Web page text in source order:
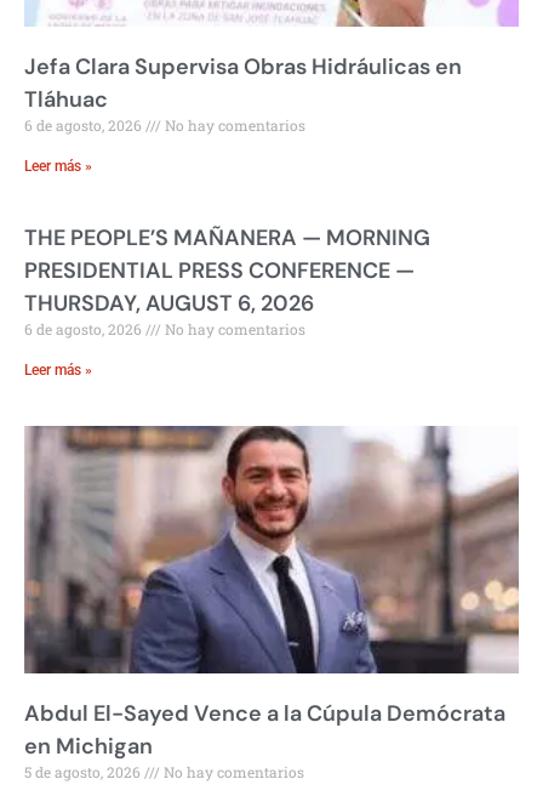
Jefa Clara Supervisa Obras Hidráulicas en
Tláhuac
6 de agosto, 2026 No hay comentarios
Leer más »
THE PEOPLE’S MAÑANERA — MORNING
PRESIDENTIAL PRESS CONFERENCE —
THURSDAY, AUGUST 6, 2026
6 de agosto, 2026 No hay comentarios
Leer más »
Abdul El-Sayed Vence a la Cúpula Demócrata
en Michigan
5 de agosto, 2026 No hay comentarios